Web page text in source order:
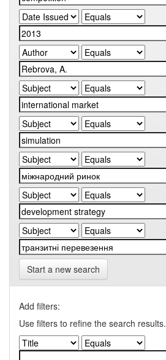
Start a new search
Add filters:
Use filters to refine the search results.